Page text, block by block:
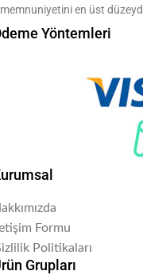
memnuniyetini en üst
Yöntemleri
Formu
Politikaları
Grupları